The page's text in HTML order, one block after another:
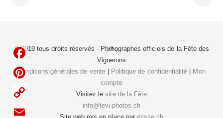
Back
To
Top
© 2019 tous droits réservés - Photographes officiels de la Fête des
Vignerons
Conditions générales de vente| Politique de confidentialité
Mon
compte
Visitez lesite de la Fête
info@fevi-photos.ch
F
c
e
C